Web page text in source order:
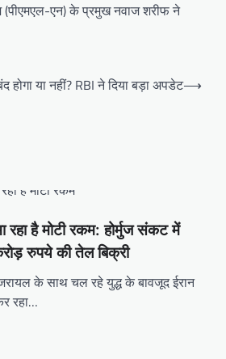
(पीएमएल-एन) के प्रमुख नवाज शरीफ ने
या नहीं? RBI ने दिया बड़ा अपडेट⟶
रहा है मोटी रकम: होर्मुज संकट में
रुपये की तेल बिक्री
के साथ चल रहे युद्ध के बावजूद ईरान
रहा…